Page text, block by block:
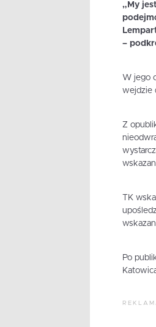
„My
–
W jego
wejdzie
Z
TK
Po